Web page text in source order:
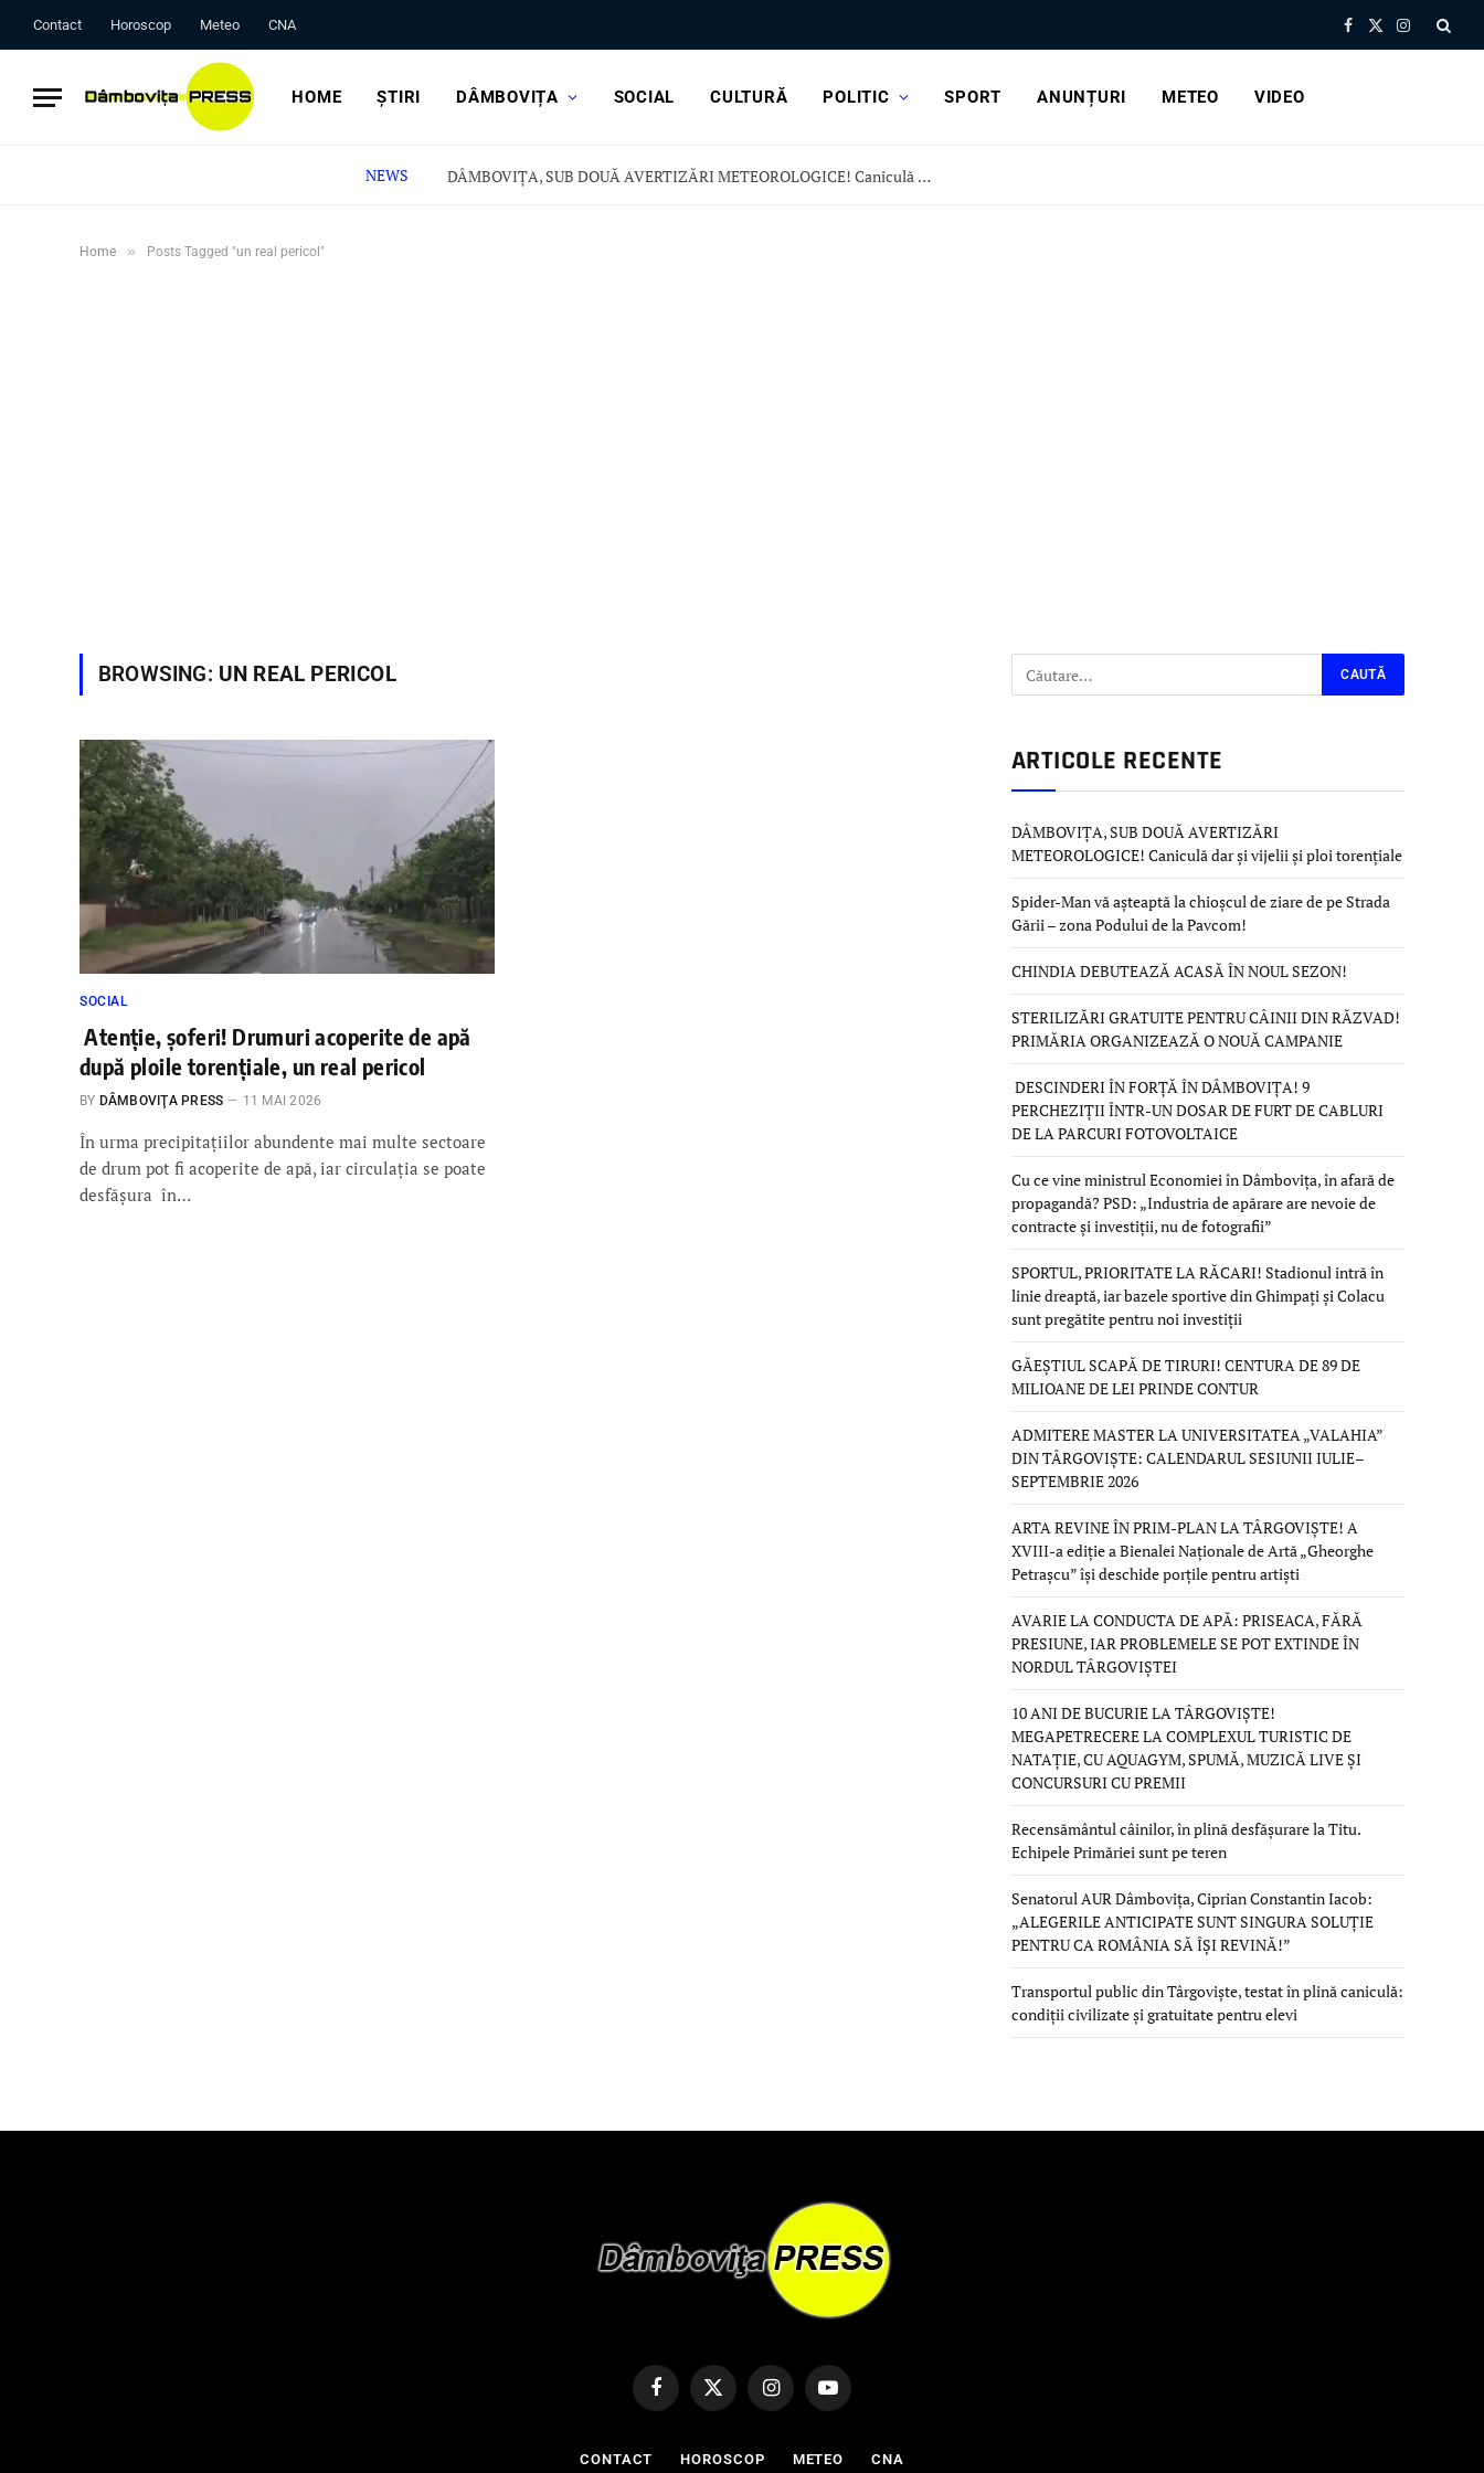
Contact Horoscop Meteo CNA Facebook
X
Instagram
HOME ȘTIRI DÂMBOVIȚA SOCIAL CULTURĂ POLITIC SPORT ANUNȚURI METEO VIDEO
NEWS DÂMBOVIȚA, SUB DOUĂ AVERTIZĂRI METEOROLOGICE! Caniculă dar și vijelii și ploi torențiale
Home » Posts Tagged "un real pericol"
BROWSING: UN REAL PERICOL
SOCIAL
Atenție, șoferi! Drumuri acoperite de apă
după ploile torențiale, un real pericol
BY DÂMBOVIŢA PRESS 11 MAI 2026
În urma precipitațiilor abundente mai multe sectoare
de drum pot fi acoperite de apă, iar circulația se poate
desfășura în…
ARTICOLE RECENTE
DÂMBOVIȚA, SUB DOUĂ AVERTIZĂRI
METEOROLOGICE! Caniculă dar și vijelii și ploi torențiale
Spider-Man vă așteaptă la chioșcul de ziare de pe Strada
Gării – zona Podului de la Pavcom!
CHINDIA DEBUTEAZĂ ACASĂ ÎN NOUL SEZON!
STERILIZĂRI GRATUITE PENTRU CÂINII DIN RĂZVAD!
PRIMĂRIA ORGANIZEAZĂ O NOUĂ CAMPANIE
DESCINDERI ÎN FORȚĂ ÎN DÂMBOVIȚA! 9
PERCHEZIȚII ÎNTR-UN DOSAR DE FURT DE CABLURI
DE LA PARCURI FOTOVOLTAICE
Cu ce vine ministrul Economiei în Dâmbovița, în afară de
propagandă? PSD: „Industria de apărare are nevoie de
contracte și investiții, nu de fotografii”
SPORTUL, PRIORITATE LA RĂCARI! Stadionul intră în
linie dreaptă, iar bazele sportive din Ghimpați și Colacu
sunt pregătite pentru noi investiții
GĂEȘTIUL SCAPĂ DE TIRURI! CENTURA DE 89 DE
MILIOANE DE LEI PRINDE CONTUR
ADMITERE MASTER LA UNIVERSITATEA „VALAHIA”
DIN TÂRGOVIȘTE: CALENDARUL SESIUNII IULIE–
SEPTEMBRIE 2026
ARTA REVINE ÎN PRIM-PLAN LA TÂRGOVIȘTE! A
XVIII-a ediție a Bienalei Naționale de Artă „Gheorghe
Petrașcu” își deschide porțile pentru artiști
AVARIE LA CONDUCTA DE APĂ: PRISEACA, FĂRĂ
PRESIUNE, IAR PROBLEMELE SE POT EXTINDE ÎN
NORDUL TÂRGOVIȘTEI
10 ANI DE BUCURIE LA TÂRGOVIȘTE!
MEGAPETRECERE LA COMPLEXUL TURISTIC DE
NATAȚIE, CU AQUAGYM, SPUMĂ, MUZICĂ LIVE ȘI
CONCURSURI CU PREMII
Recensământul câinilor, în plină desfășurare la Titu.
Echipele Primăriei sunt pe teren
Senatorul AUR Dâmbovița, Ciprian Constantin Iacob:
„ALEGERILE ANTICIPATE SUNT SINGURA SOLUȚIE
PENTRU CA ROMÂNIA SĂ ÎȘI REVINĂ!”
Transportul public din Târgoviște, testat în plină caniculă:
condiții civilizate și gratuitate pentru elevi
FacebookX
(Twitter)
InstagramYouTube
CONTACT HOROSCOP METEO CNA